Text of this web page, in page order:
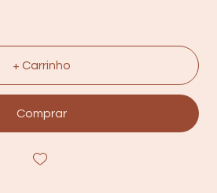
+ Carrinho
Comprar